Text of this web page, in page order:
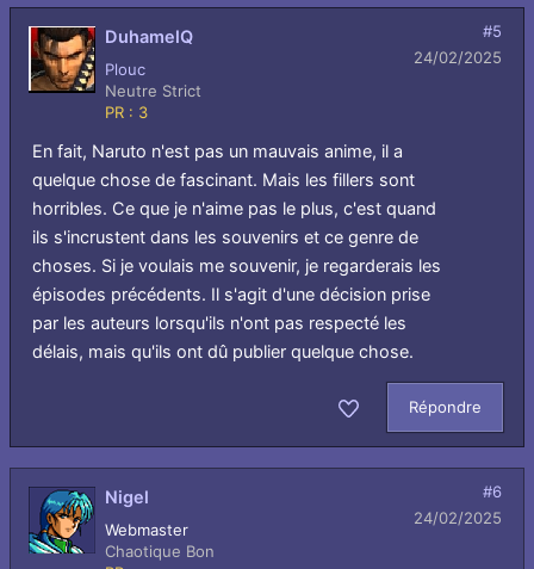
DuhamelQ
Plouc
Neutre Strict
PR : 3
#5
24/02/2025
En fait, Naruto n'est pas un mauvais anime, il a
quelque chose de fascinant. Mais les fillers sont
horribles. Ce que je n'aime pas le plus, c'est quand
ils s'incrustent dans les souvenirs et ce genre de
choses. Si je voulais me souvenir, je regarderais les
épisodes précédents. Il s'agit d'une décision prise
par les auteurs lorsqu'ils n'ont pas respecté les
délais, mais qu'ils ont dû publier quelque chose.
Répondre
Nigel
Webmaster
Chaotique Bon
#6
24/02/2025